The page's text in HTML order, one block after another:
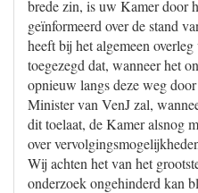
brede zin, is uw Kamer door
geïnformeerd over de stand
heeft bij het algemeen
toegezegd dat, wanneer het
opnieuw langs deze weg
Minister van VenJ zal,
dit toelaat, de Kamer alsnog
over
Wij achten het van het
onderzoek ongehinderd kan